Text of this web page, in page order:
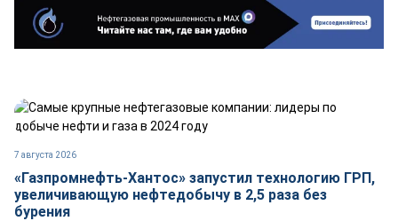
7 августа 2026
«Газпромнефть-Хантос» запустил технологию ГРП,
увеличивающую нефтедобычу в 2,5 раза без
бурения